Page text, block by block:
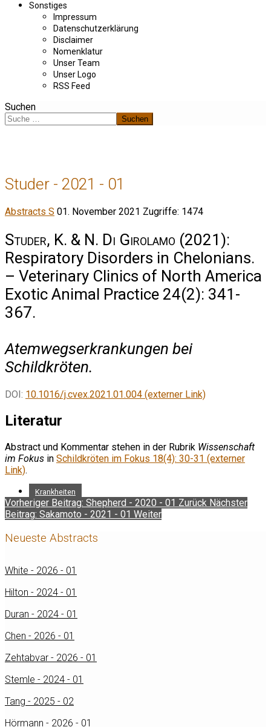
Sonstiges
Impressum
Datenschutzerklärung
Disclaimer
Nomenklatur
Unser Team
Unser Logo
RSS Feed
Suchen
Suchen
Studer - 2021 - 01
Abstracts S 01. November 2021 Zugriffe: 1474
Studer, K. & N. Di Girolamo (2021):
Respiratory Disorders in Chelonians.
– Veterinary Clinics of North America
Exotic Animal Practice 24(2): 341-
367.
Atemwegserkrankungen bei
Schildkröten.
DOI: 10.1016/j.cvex.2021.01.004 (externer Link)
Literatur
Abstract und Kommentar stehen in der Rubrik Wissenschaft
im Fokus in Schildkröten im Fokus 18(4): 30-31 (externer
Link).
Krankheiten
Vorheriger Beitrag: Shepherd - 2020 - 01 Zurück Nächster
Beitrag: Sakamoto - 2021 - 01 Weiter
Neueste Abstracts
White - 2026 - 01
Hilton - 2024 - 01
Duran - 2024 - 01
Chen - 2026 - 01
Zehtabvar - 2026 - 01
Stemle - 2024 - 01
Tang - 2025 - 02
Hörmann - 2026 - 01